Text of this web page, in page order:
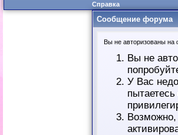
Справка
Сообщение форума
Вы не авторизованы на
Вы не
У Вас